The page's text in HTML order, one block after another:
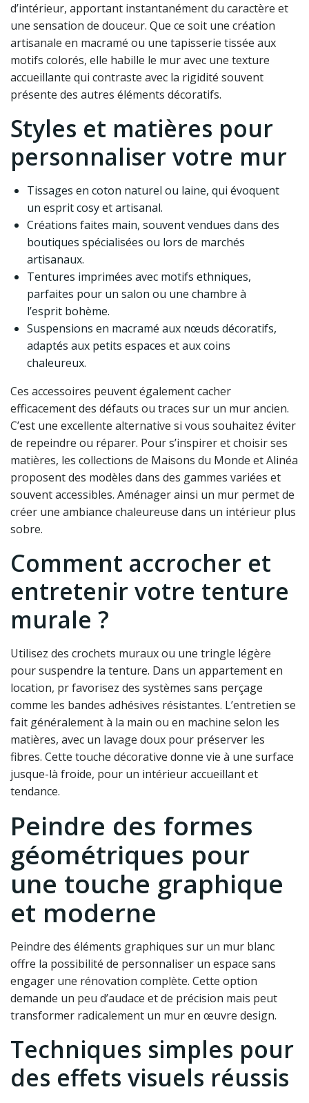
d’intérieur, apportant instantanément du caractère et
une sensation de douceur. Que ce soit une création
artisanale en macramé ou une tapisserie tissée aux
motifs colorés, elle habille le mur avec une texture
accueillante qui contraste avec la rigidité souvent
présente des autres éléments décoratifs.
Styles et matières pour
personnaliser votre mur
Tissages en coton naturel ou laine, qui évoquent
un esprit cosy et artisanal.
Créations faites main, souvent vendues dans des
boutiques spécialisées ou lors de marchés
artisanaux.
Tentures imprimées avec motifs ethniques,
parfaites pour un salon ou une chambre à
l’esprit bohème.
Suspensions en macramé aux nœuds décoratifs,
adaptés aux petits espaces et aux coins
chaleureux.
Ces accessoires peuvent également cacher
efficacement des défauts ou traces sur un mur ancien.
C’est une excellente alternative si vous souhaitez éviter
de repeindre ou réparer. Pour s’inspirer et choisir ses
matières, les collections de Maisons du Monde et Alinéa
proposent des modèles dans des gammes variées et
souvent accessibles. Aménager ainsi un mur permet de
créer une ambiance chaleureuse dans un intérieur plus
sobre.
Comment accrocher et
entretenir votre tenture
murale ?
Utilisez des crochets muraux ou une tringle légère
pour suspendre la tenture. Dans un appartement en
location, pr favorisez des systèmes sans perçage
comme les bandes adhésives résistantes. L’entretien se
fait généralement à la main ou en machine selon les
matières, avec un lavage doux pour préserver les
fibres. Cette touche décorative donne vie à une surface
jusque-là froide, pour un intérieur accueillant et
tendance.
Peindre des formes
géométriques pour
une touche graphique
et moderne
Peindre des éléments graphiques sur un mur blanc
offre la possibilité de personnaliser un espace sans
engager une rénovation complète. Cette option
demande un peu d’audace et de précision mais peut
transformer radicalement un mur en œuvre design.
Techniques simples pour
des effets visuels réussis